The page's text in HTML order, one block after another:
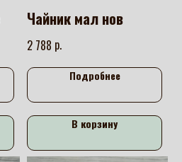
Чайник мал нов
2 788 р.
Подробнее
В корзину